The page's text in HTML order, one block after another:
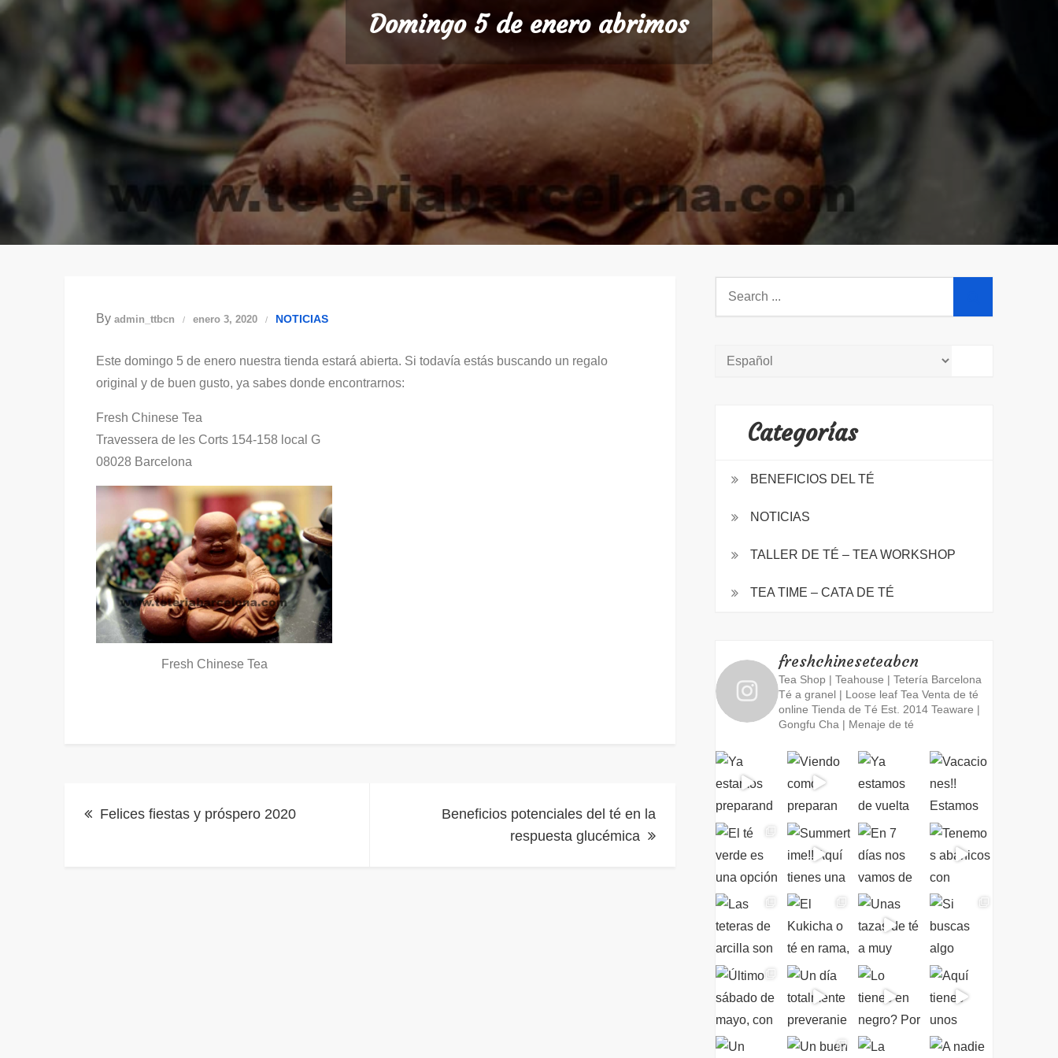
Domingo 5 de enero abrimos
By admin_ttbcn enero 3, 2020 NOTICIAS
Este domingo 5 de enero nuestra tienda estará abierta. Si todavía estás buscando un regalo
original y de buen gusto, ya sabes donde encontrarnos:
Fresh Chinese Tea
Travessera de les Corts 154-158 local G
08028 Barcelona
Fresh Chinese Tea
Navegación
Felices fiestas y próspero 2020
Beneficios potenciales del té en la
respuesta glucémica
Categorías
BENEFICIOS DEL TÉ
NOTICIAS
TALLER DE TÉ – TEA WORKSHOP
TEA TIME – CATA DE TÉ
freshchineseteabcn
Tea Shop | Teahouse | Tetería Barcelona
Té a granel | Loose leaf Tea Venta de té
online Tienda de Té Est. 2014 Teaware |
Gongfu Cha | Menaje de té